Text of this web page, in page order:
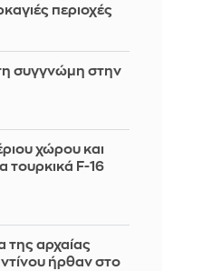
περιοχές
συγγνώμη στην
χώρου και
τουρκικά F-16
της αρχαίας
ήρθαν στο